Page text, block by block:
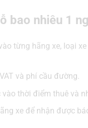
bao nhiêu 1
từng hãng xe, loại
và phí cầu đường.
thời điểm thuê và
xe để nhận được